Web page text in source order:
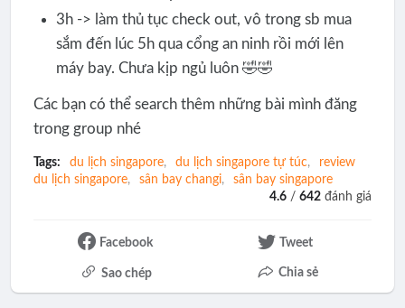
3h -> làm thủ tục check out, vô trong sb mua
sắm đến lúc 5h qua cổng an ninh rồi mới lên
máy bay. Chưa kịp ngủ luôn 🤣🤣
Các bạn có thể search thêm những bài mình đăng
trong group nhé
Tags: du lịch singapore du lịch singapore tự túc
review
du lịch singapore
sân bay changi
sân bay singapore
4.6 /642 đánh giá
Facebook Tweet
Sao chép Chia sẻ